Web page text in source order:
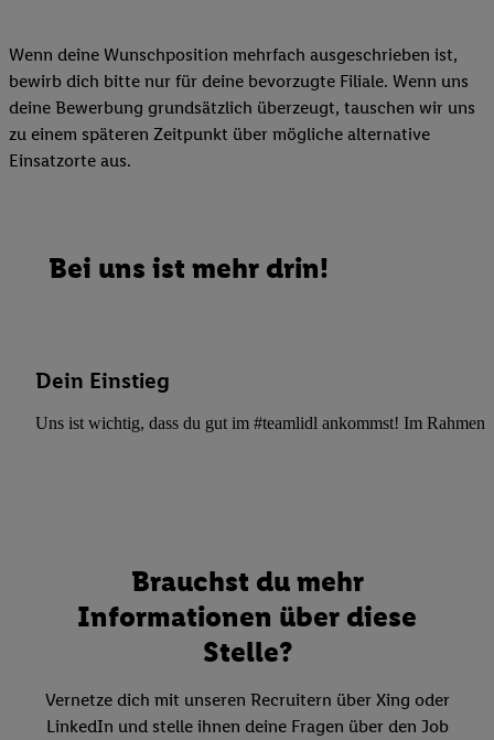
Wenn deine Wunschposition mehrfach ausgeschrieben ist,
bewirb dich bitte nur für deine bevorzugte Filiale. Wenn uns
deine Bewerbung grundsätzlich überzeugt, tauschen wir uns
zu einem späteren Zeitpunkt über mögliche alternative
Einsatzorte aus.
Bei uns ist mehr drin!
Dein Einstieg
Uns ist wichtig, dass du gut im #teamlidl ankommst! Im Rahmen
Brauchst du mehr
Informationen über diese
Stelle?
Vernetze dich mit unseren Recruitern über Xing oder
LinkedIn und stelle ihnen deine Fragen über den Job